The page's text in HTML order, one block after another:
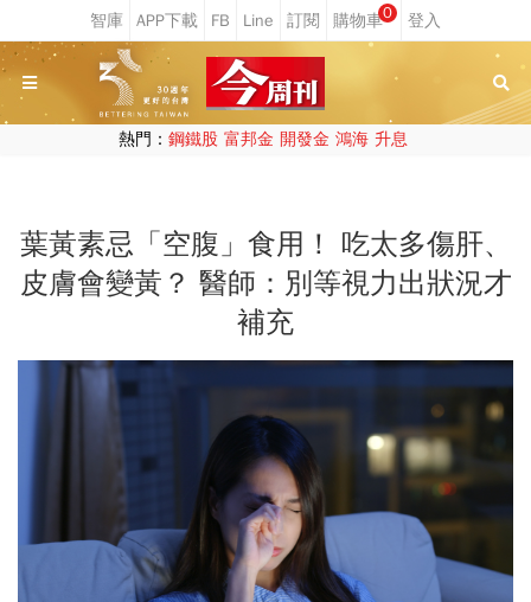
0
熱門： 鋼鐵股 富邦金 開發金 鴻海 升息
葉黃素忌「空腹」食用！ 吃太多傷肝、
皮膚會變黃？ 醫師：別等視力出狀況才
補充